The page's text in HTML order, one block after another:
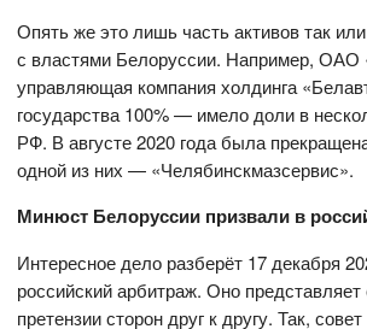
Опять же это лишь часть активов так
с властями Белоруссии. Например,
управляющая компания холдинга
государства 100% — имело доли в
РФ. В августе 2020 года была
одной из них — «Челябинскмазсервис».
Минюст Белоруссии призвали в
Интересное дело разберёт 17 декабря
российский арбитраж. Оно
претензии сторон друг к другу. Так,